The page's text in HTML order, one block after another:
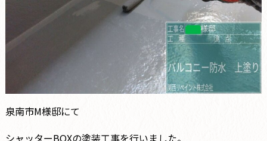
泉南市M様邸にて
シャッターBOXの塗装工事を行いました。